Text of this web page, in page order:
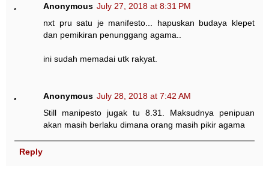
Anonymous July 27, 2018 at 8:31 PM
nxt pru satu je manifesto... hapuskan budaya klepet
dan pemikiran penunggang agama..
ini sudah memadai utk rakyat.
Anonymous July 28, 2018 at 7:42 AM
Still manipesto jugak tu 8.31. Maksudnya penipuan
akan masih berlaku dimana orang masih pikir agama
Reply